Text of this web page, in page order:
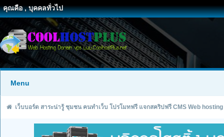
คุณคือ , บุคคลทั่วไป
Menu
เว็บบอร์ด สาระน่ารู้ ชุมชน คนทำเว็บ โปรโมทฟรี แจกสคริปฟรี CMS Web hosting